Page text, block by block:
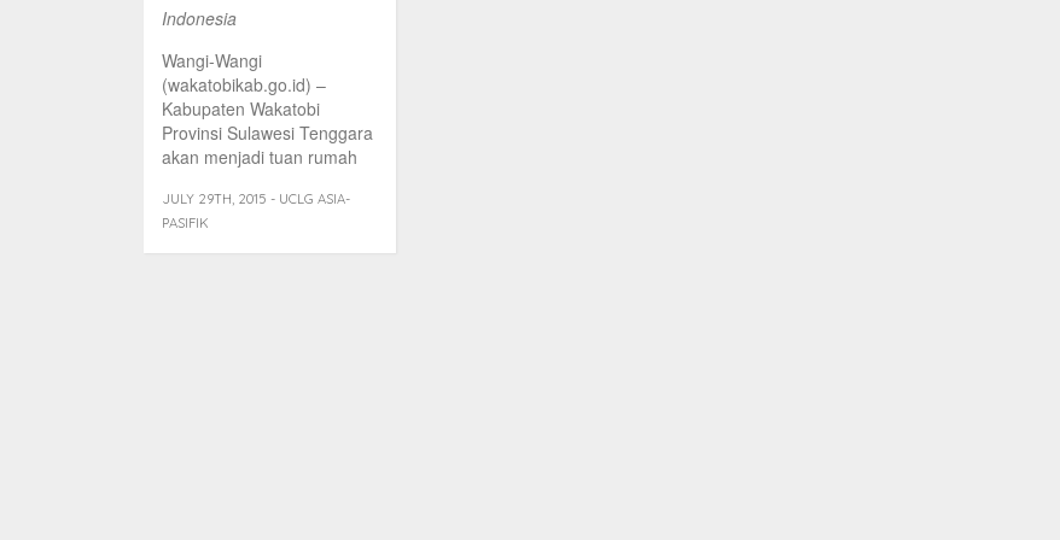
Indonesia
Wangi-Wangi
(wakatobikab.go.id) –
Kabupaten Wakatobi
Provinsi Sulawesi Tenggara
akan menjadi tuan rumah
Asia-Pasifik tentang “Local
Government Voices [...]
JULY 29TH, 2015 - UCLG ASIA-
PASIFIK